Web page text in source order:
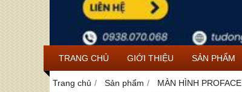
TRANG CHỦ GIỚI THIỆU SẢN PHẨM
Trang chủ Sản phẩm MÀN HÌNH PROFACE